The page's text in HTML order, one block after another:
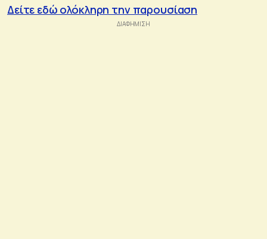
Δείτε εδώ ολόκληρη την παρουσίαση